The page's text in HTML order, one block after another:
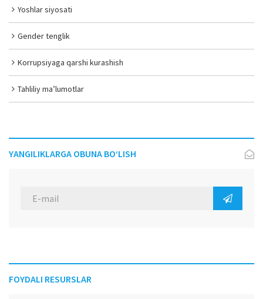
Yoshlar siyosati
Gender tenglik
Korrupsiyaga qarshi kurashish
Tahliliy ma’lumotlar
YANGILIKLARGA OBUNA BO‘LISH
FOYDALI RESURSLAR